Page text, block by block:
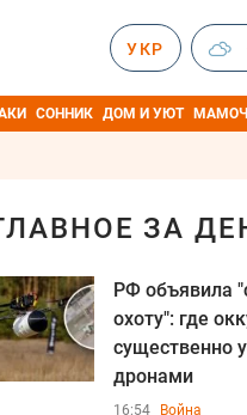
УКР
СОННИК ДОМ И УЮТ
ЗА
РФ объявила
охоту": где
существенно
дронами
16:54 Война